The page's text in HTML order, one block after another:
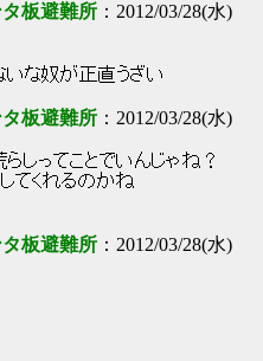
板避難所 ：2012/03/28(水)
いな奴が正直うざい
板避難所 ：2012/03/28(水)
らしってことでいんじゃね？
てくれるのかね
板避難所 ：2012/03/28(水)